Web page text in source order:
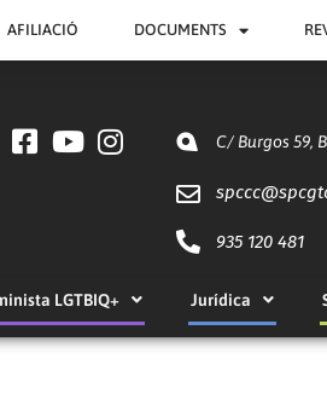
AFILIACIÓ DOCUMENTS
C/ Burgos 59,
spccc@
935 120 481
LGTBIQ+ Jurídica